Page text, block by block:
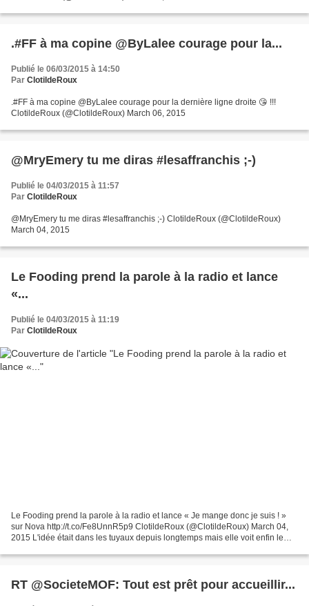
.#FF à ma copine @ByLalee courage pour la...
Publié le 06/03/2015 à 14:50
Par ClotildeRoux
.#FF à ma copine @ByLalee courage pour la dernière ligne droite 😘 !!!
ClotildeRoux (@ClotildeRoux) March 06, 2015
@MryEmery tu me diras #lesaffranchis ;-)
Publié le 04/03/2015 à 11:57
Par ClotildeRoux
@MryEmery tu me diras #lesaffranchis ;-) ClotildeRoux (@ClotildeRoux)
March 04, 2015
Le Fooding prend la parole à la radio et lance
«...
Publié le 04/03/2015 à 11:19
Par ClotildeRoux
Le Fooding prend la parole à la radio et lance « Je mange donc je suis ! »
sur Nova http://t.co/Fe8UnnR5p9 ClotildeRoux (@ClotildeRoux) March 04,
2015 L'idée était dans les tuyaux depuis longtemps mais elle voit enfin le
RT @SocieteMOF: Tout est prêt pour accueillir...